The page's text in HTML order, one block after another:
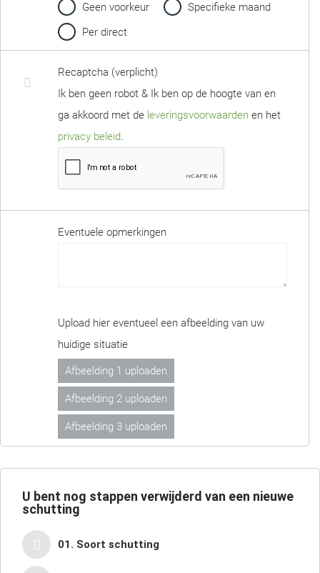
Geen voorkeur
Specifieke maand
Per direct
Recaptcha (verplicht)
Ik ben geen robot & Ik ben op de hoogte van en
ga akkoord met de leveringsvoorwaarden en het
privacy beleid.
Eventuele opmerkingen
Upload hier eventueel een afbeelding van uw
huidige situatie
Afbeelding 1 uploaden
Afbeelding 2 uploaden
Afbeelding 3 uploaden
U bent nog stappen verwijderd van een nieuwe
schutting
01. Soort schutting